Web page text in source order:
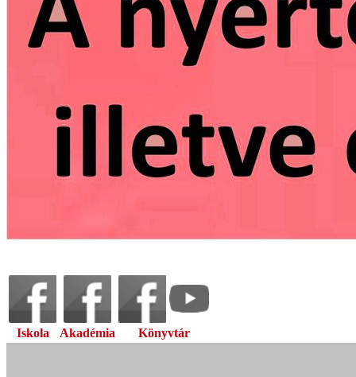
Iskola Akadémia Könyvtár